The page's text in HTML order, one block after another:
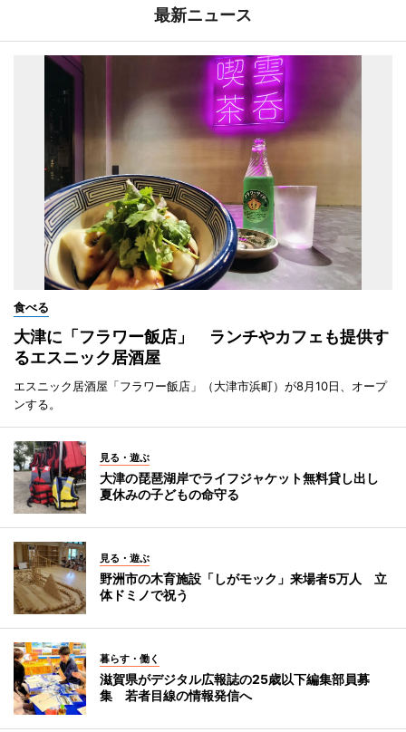
最新ニュース
食べる
大津に「フラワー飯店」 ランチやカフェも提供す
るエスニック居酒屋
エスニック居酒屋「フラワー飯店」（大津市浜町）が8月10日、オープ
ンする。
見る・遊ぶ
大津の琵琶湖岸でライフジャケット無料貸し出し
夏休みの子どもの命守る
見る・遊ぶ
野洲市の木育施設「しがモック」来場者5万人 立
体ドミノで祝う
暮らす・働く
滋賀県がデジタル広報誌の25歳以下編集部員募
集 若者目線の情報発信へ